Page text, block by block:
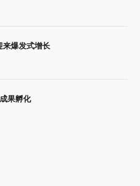
来爆发式增长
果孵化